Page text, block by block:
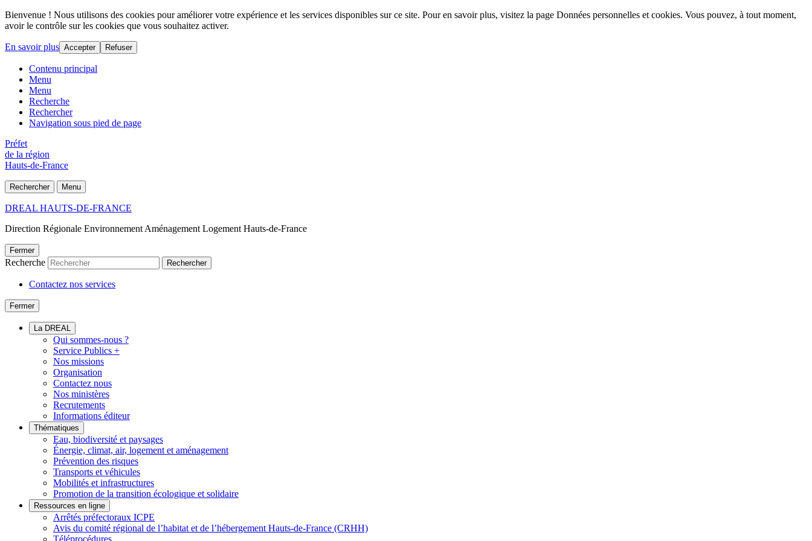
Bienvenue ! Nous utilisons des cookies pour améliorer votre expérience et les services disponibles sur ce site. Pour en savoir plus, visitez la page Données personnelles et cookies. Vous pouvez, à tout moment,
avoir le contrôle sur les cookies que vous souhaitez activer.
En savoir plus Accepter Refuser
Contenu principal
Menu
Menu
Recherche
Rechercher
Navigation sous pied de page
Préfet
de la région
Hauts-de-France
Rechercher Menu
DREAL HAUTS-DE-FRANCE
Direction Régionale Environnement Aménagement Logement Hauts-de-France
Fermer
Recherche Rechercher
Contactez nos services
Fermer
La DREAL
Qui sommes-nous ?
Service Publics +
Nos missions
Organisation
Contactez nous
Nos ministères
Recrutements
Informations éditeur
Thématiques
Eau, biodiversité et paysages
Énergie, climat, air, logement et aménagement
Prévention des risques
Transports et véhicules
Mobilités et infrastructures
Promotion de la transition écologique et solidaire
Ressources en ligne
Arrêtés préfectoraux ICPE
Avis du comité régional de l’habitat et de l’hébergement Hauts-de-France (CRHH)
Téléprocédures